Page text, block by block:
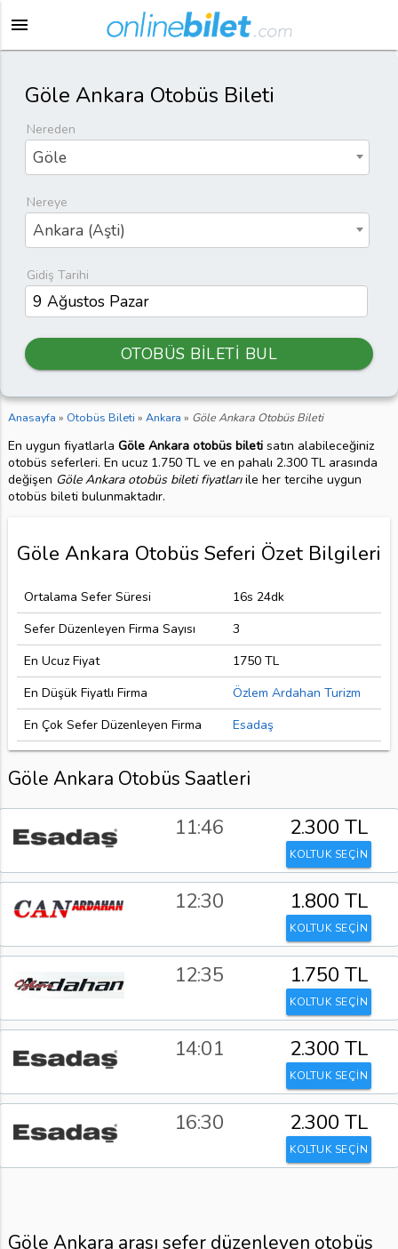
menu
Göle Ankara Otobüs Bileti
Nereden
Göle
Nereye
Ankara (Aşti)
Gidiş Tarihi
OTOBÜS BİLETİ BUL
Anasayfa » Otobüs Bileti » Ankara » Göle Ankara Otobüs Bileti
En uygun fiyatlarla Göle Ankara otobüs biletisatın alabileceğiniz
otobüs seferleri. En ucuz 1.750 TL ve en pahalı 2.300 TL arasında
değişen Göle Ankara otobüs bileti fiyatlarıile her tercihe uygun
otobüs bileti bulunmaktadır.
Göle Ankara Otobüs Seferi Özet Bilgileri
Ortalama Sefer Süresi
16s 24dk
Sefer Düzenleyen Firma Sayısı
3
En Ucuz Fiyat
1750 TL
En Düşük Fiyatlı Firma
Özlem Ardahan Turizm
En Çok Sefer Düzenleyen Firma
Esadaş
Göle Ankara Otobüs Saatleri
11:46 2.300 TL
KOLTUK SEÇİN
12:30 1.800 TL
KOLTUK SEÇİN
12:35 1.750 TL
KOLTUK SEÇİN
14:01 2.300 TL
KOLTUK SEÇİN
16:30 2.300 TL
KOLTUK SEÇİN
Göle Ankara arası sefer düzenleyen otobüs